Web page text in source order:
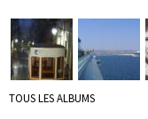
TOUS LES ALBUMS